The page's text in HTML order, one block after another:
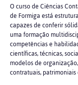
O curso de Ciências
de Formiga está
capazes de conferir
uma formação
competências e
científicas, técnicas,
modelos de
contratuais, patrimoniais